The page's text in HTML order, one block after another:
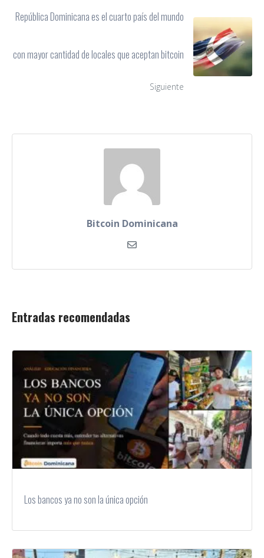
República Dominicana es el cuarto país del mundo
con mayor cantidad de locales que aceptan bitcoin
Siguiente
Bitcoin Dominicana
Entradas recomendadas
Los bancos ya no son la única opción